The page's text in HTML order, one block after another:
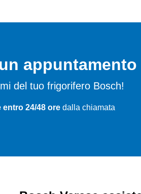
appuntamento
del tuo frigorifero Bosch!
entro 24/48 ore dalla chiamata